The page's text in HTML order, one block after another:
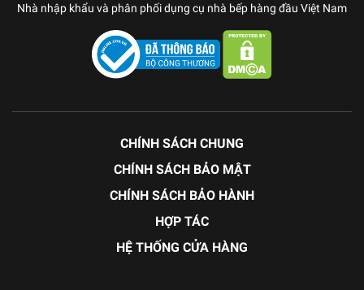
Nhà nhập khẩu và phân phối dụng cụ nhà bếp hàng đầu Việt Nam
CHÍNH SÁCH CHUNG
CHÍNH SÁCH BẢO MẬT
CHÍNH SÁCH BẢO HÀNH
HỢP TÁC
HỆ THỐNG CỬA HÀNG